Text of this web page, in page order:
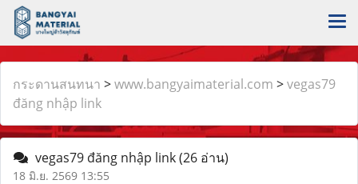
กระดานสนทนา >www.bangyaimaterial.com >vegas79
đăng nhập link
vegas79 đăng nhập link(26 อ่าน)
18 มิ.ย. 2569 13:55